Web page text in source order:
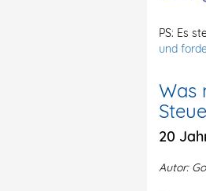
PS: Es
und
Was
20
Autor: